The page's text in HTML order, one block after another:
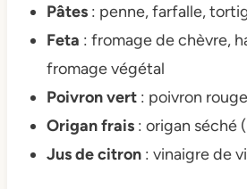
Pâtes: penne, farfalle,
Feta : fromage de chèvre,
fromage végétal
Poivron vert: poivron
Origan frais: origan séché
Jus de citron: vinaigre de